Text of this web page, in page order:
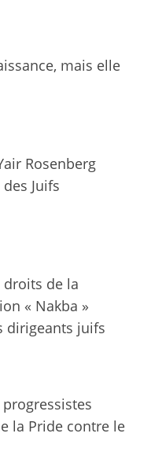
mais elle
Rosenberg
Juifs
droits de la
« Nakba »
dirigeants juifs
la Pride contre le